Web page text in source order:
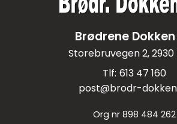
Brødrene Dokken
Storebruvegen 2, 2930
613 47 160
post@brodr-
Org nr 898 484 262